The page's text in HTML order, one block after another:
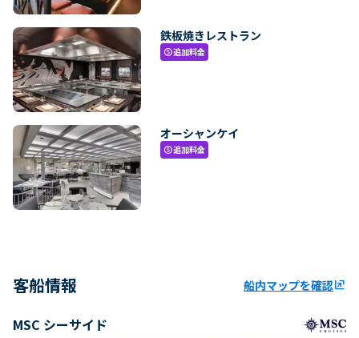
鉄板焼きレストラン
paid追加料金
オーシャンケイ
paid追加料金
客船情報 船内マップを確認ungroup
MSC シーサイド